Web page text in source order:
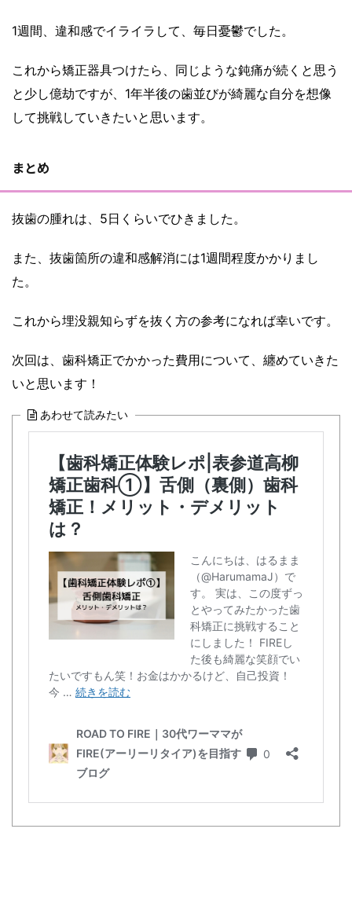
1週間、違和感でイライラして、毎日憂鬱でした。
これから矯正器具つけたら、同じような鈍痛が続くと思う
と少し億劫ですが、1年半後の歯並びが綺麗な自分を想像
して挑戦していきたいと思います。
まとめ
抜歯の腫れは、5日くらいでひきました。
また、抜歯箇所の違和感解消には1週間程度かかりまし
た。
これから埋没親知らずを抜く方の参考になれば幸いです。
次回は、歯科矯正でかかった費用について、纏めていきた
いと思います！
あわせて読みたい